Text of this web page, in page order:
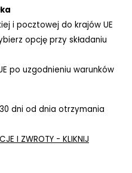
i pocztowej do krajów UE
opcję przy składaniu
po uzgodnieniu warunków
dni od dnia otrzymania
I ZWROTY - KLIKNIJ